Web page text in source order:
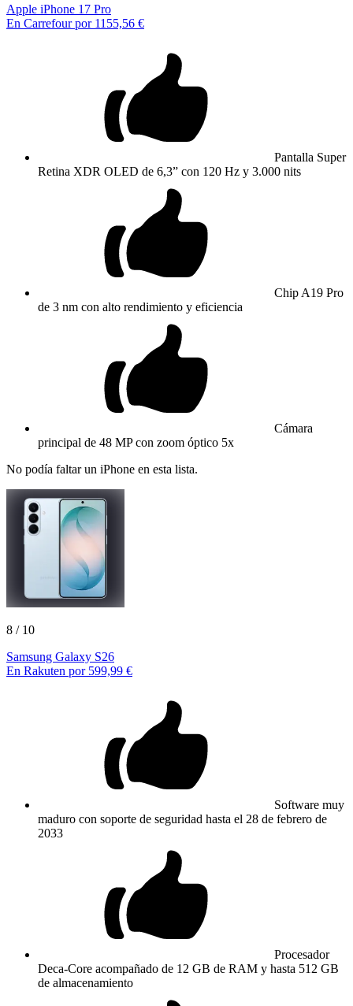
Apple iPhone 17 Pro
En Carrefour por 1155,56 €
Pantalla Super
Retina XDR OLED de 6,3” con 120 Hz y 3.000 nits
Chip A19 Pro
de 3 nm con alto rendimiento y eficiencia
Cámara
principal de 48 MP con zoom óptico 5x
No podía faltar un iPhone en esta lista.
8 / 10
Samsung Galaxy S26
En Rakuten por 599,99 €
Software muy
maduro con soporte de seguridad hasta el 28 de febrero de
2033
Procesador
Deca-Core acompañado de 12 GB de RAM y hasta 512 GB
de almacenamiento